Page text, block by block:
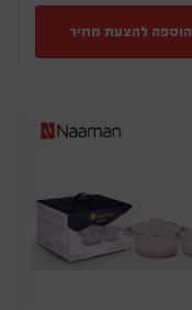
הוספה להצעת מחיר